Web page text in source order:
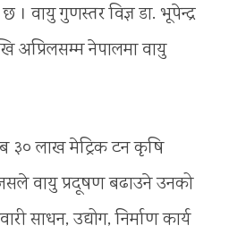
वायु गुणस्तर विज्ञ डा. भूपेन्द्र
अप्रिलसम्म नेपालमा वायु
३० लाख मेट्रिक टन कृषि
वायु प्रदूषण बढाउने उनको
साधन, उद्योग, निर्माण कार्य